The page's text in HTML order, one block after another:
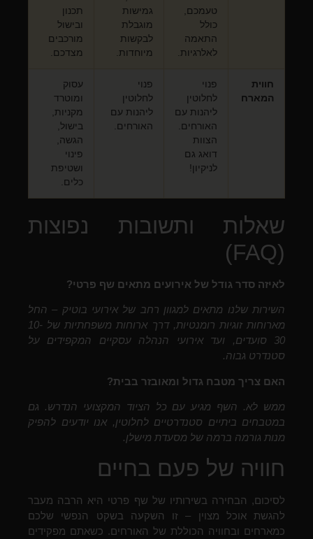
טעמכם,
כולל
התאמה
לאלרגיות.
גמישות
מוגבלת
לבקשות
מיוחדות.
תכנון
ובישול
מורכבים
מצדכם.
חווית
המארח
פנוי
לחלוטין
ליהנות עם
האורחים.
הצוות
דואג גם
לניקיון!
פנוי
לחלוטין
ליהנות עם
האורחים.
עסוק
ומוטרד
מקניות,
בישול,
הגשה,
פינוי
ושטיפת
כלים.
שאלות ותשובות נפוצות
(FAQ)
לאיזה סדר גודל של אירועים מתאים שף פרטי?
השירות שלנו מתאים למגוון רחב של אירועי בוטיק – החל
מארוחות זוגיות רומנטיות, דרך ארוחות משפחתיות של 10-
30 סועדים, ועד אירועי הנהלה עסקיים המקפידים על
סטנדרט גבוה.
האם צריך מטבח גדול ומאובזר בבית?
ממש לא. השף מגיע עם כל הציוד המקצועי הנדרש. גם
במטבחים ביתיים סטנדרטיים לחלוטין, אנו יודעים להפיק
מנות גורמה ברמה של מסעדת מישלן.
חוויה של פעם בחיים
לסיכום, הבחירה בשירותיו של שף פרטי היא הרבה מעבר
להגשת אוכל מצוין – זו השקעה בשקט הנפשי שלכם
כמארחים ובחוויה הכוללת של האורחים. כשאתם מפקידים